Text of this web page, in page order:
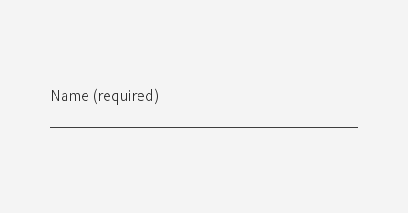
Name (required)